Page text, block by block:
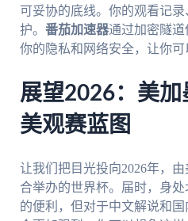
可妥协的底线。你的观看记
护。 番茄加速器通过加密隧
你的隐私和网络安全，让你可
展望2026：美
美观赛蓝图
让我们把目光投向2026年，
合举办的世界杯。届时，身
的便利，但对于中文解说和